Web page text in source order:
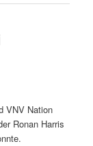
VNV Nation
Ronan Harris